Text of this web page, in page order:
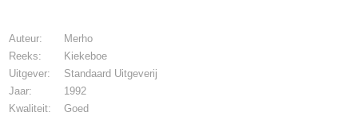
Auteur:
Merho
Reeks:
Kiekeboe
Uitgever:
Standaard Uitgeverij
Jaar:
1992
Kwaliteit:
Goed